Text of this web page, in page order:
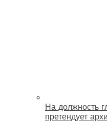
На должность
претендует